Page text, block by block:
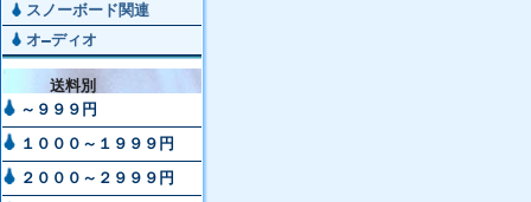
スノーボード関連
オ―ディオ
送料別
～９９９円
１０００～１９９９円
２０００～２９９９円